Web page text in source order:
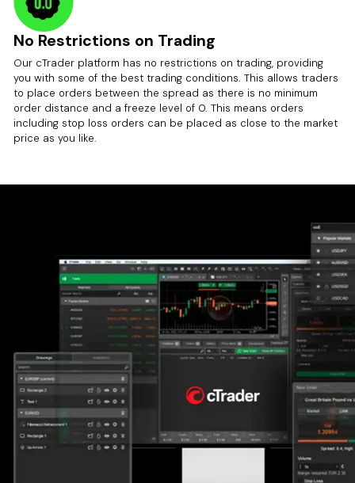
No Restrictions on Trading
Our cTrader platform has no restrictions on trading, providing
you with some of the best trading conditions. This allows traders
to place orders between the spread as there is no minimum
order distance and a freeze level of 0. This means orders
including stop loss orders can be placed as close to the market
price as you like.